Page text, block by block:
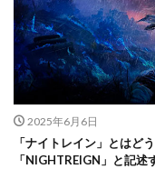
2025年6月6日
「ナイトレイン」とはど
「NIGHTREIGN」と記述